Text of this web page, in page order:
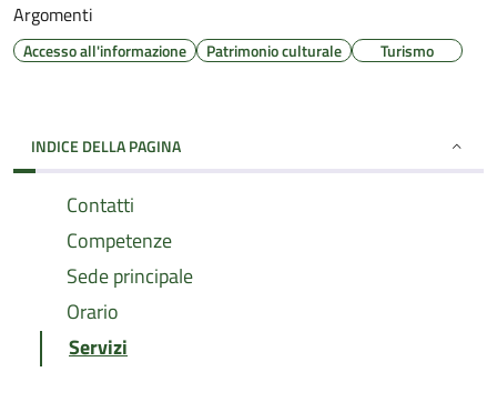
Argomenti
Accesso all'informazione Patrimonio culturale Turismo
INDICE DELLA PAGINA
Contatti
Competenze
Sede principale
Orario
Servizi